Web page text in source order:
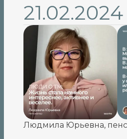
21.02.2024
Людмила Юрьевна,